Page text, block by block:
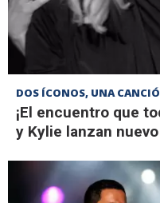
DOS ÍCONOS, UNA
¡El encuentro que
y Kylie lanzan